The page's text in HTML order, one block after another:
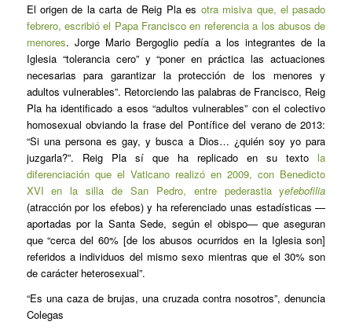
El origen de la carta de Reig Pla es otra misiva que, el pasado
febrero, escribió el Papa Francisco en referencia a los abusos de
menores. Jorge Mario Bergoglio pedía a los integrantes de la
Iglesia “tolerancia cero” y “poner en práctica las actuaciones
necesarias para garantizar la protección de los menores y
adultos vulnerables”. Retorciendo las palabras de Francisco, Reig
Pla ha identificado a esos “adultos vulnerables” con el colectivo
homosexual obviando la frase del Pontífice del verano de 2013:
“Si una persona es gay, y busca a Dios… ¿quién soy yo para
juzgarla?”. Reig Pla sí que ha replicado en su textola
diferenciación que el Vaticano realizó en 2009, con Benedicto
XVI en la silla de San Pedro, entre pederastia yefebofilia
(atracción por los efebos) y ha referenciado unas estadísticas —
aportadas por la Santa Sede, según el obispo— que aseguran
que “cerca del 60% [de los abusos ocurridos en la Iglesia son]
referidos a individuos del mismo sexo mientras que el 30% son
de carácter heterosexual”.
“Es una caza de brujas, una cruzada contra nosotros”, denuncia
Colegas